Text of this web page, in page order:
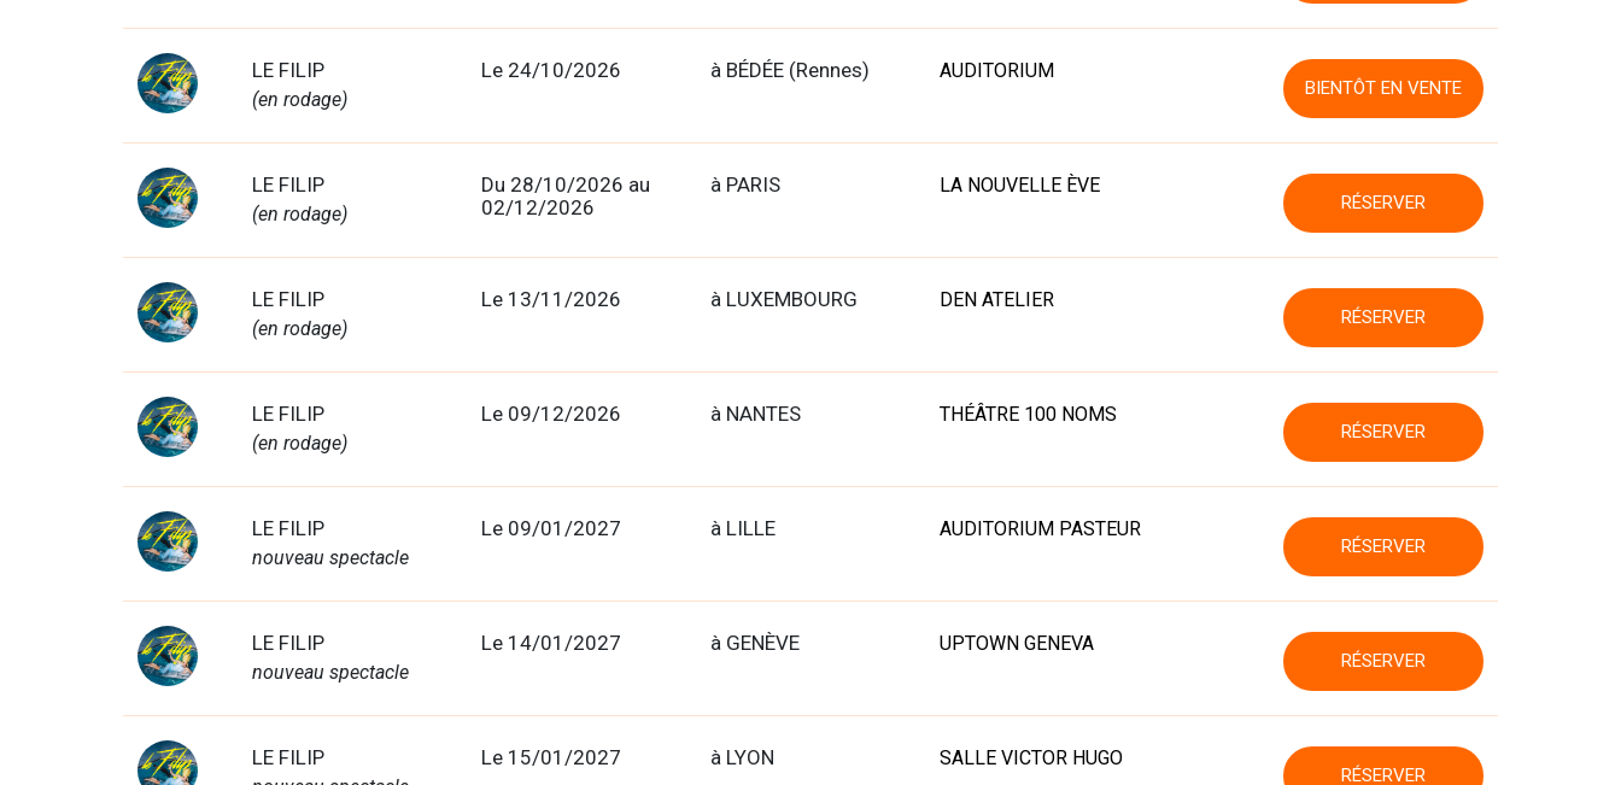
LE FILIP
(en rodage)
Le 24/10/2026 à BÉDÉE (Rennes) AUDITORIUM
BIENTÔT EN VENTE
LE FILIP
(en rodage)
Du 28/10/2026 au
02/12/2026
à PARIS LA NOUVELLE ÈVE
RÉSERVER
LE FILIP
(en rodage)
Le 13/11/2026 à LUXEMBOURG DEN ATELIER
RÉSERVER
LE FILIP
(en rodage)
Le 09/12/2026 à NANTES THÉÂTRE 100 NOMS
RÉSERVER
LE FILIP
nouveau spectacle
Le 09/01/2027 à LILLE AUDITORIUM PASTEUR
RÉSERVER
LE FILIP
nouveau spectacle
Le 14/01/2027 à GENÈVE UPTOWN GENEVA
RÉSERVER
LE FILIP Le 15/01/2027 à LYON SALLE VICTOR HUGO
RÉSERVER